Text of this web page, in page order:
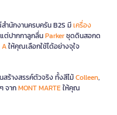
ำนักงานครบครัน B2S มีเครื่อง
ต่ปากกาลูกลื่นParkerชุดดินสอกด
Aให้คุณเลือกใช้ได้อย่างจุใจ
สร้างสรรค์ตัวจริง ทั้งสีไม้Colleen,
จากMONT MARTEให้คุณ